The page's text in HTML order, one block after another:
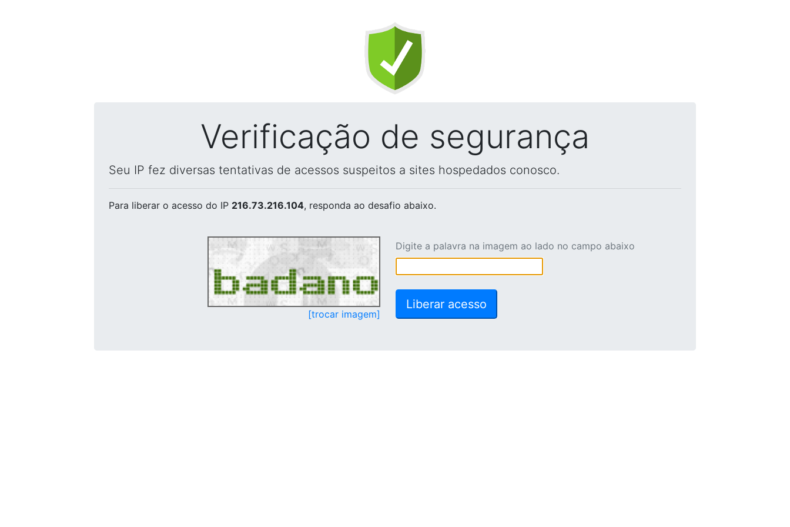
Verificação de segurança
Seu IP fez diversas tentativas de acessos suspeitos a sites hospedados conosco.
Para liberar o acesso do IP 216.73.216.104, responda ao desafio abaixo.
[trocar imagem]
Digite a palavra na imagem ao lado no campo abaixo